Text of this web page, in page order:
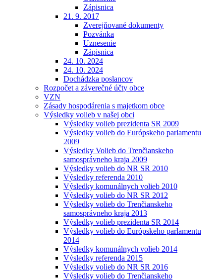
Zápisnica
21. 9. 2017
Zverejňované dokumenty
Pozvánka
Uznesenie
Zápisnica
24. 10. 2024
24. 10. 2024
Dochádzka poslancov
Rozpočet a záverečné účty obce
VZN
Zásady hospodárenia s majetkom obce
Výsledky volieb v našej obci
Výsledky volieb prezidenta SR 2009
Výsledky volieb do Európskeho parlamentu
2009
Výsledky Volieb do Trenčianskeho
samosprávneho kraja 2009
Výsledky volieb do NR SR 2010
Výsledky referenda 2010
Výsledky komunálnych volieb 2010
Výsledky volieb do NR SR 2012
Výsledky volieb do Trenčianskeho
samosprávneho kraja 2013
Výsledky volieb prezidenta SR 2014
Výsledky volieb do Európskeho parlamentu
2014
Výsledky komunálnych volieb 2014
Výsledky referenda 2015
Výsledky volieb do NR SR 2016
Výsledky volieb do Trenčianskeho